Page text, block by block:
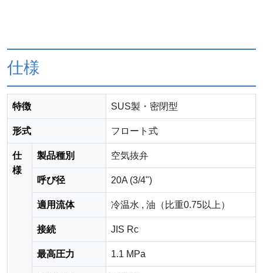
仕様
特徴 SUS製・密閉型
形式 フロート式
仕
様
製品種別 空気抜弁
呼び径 20A (3/4")
適用流体 冷温水 , 油（比重0.75以上）
接続 JIS Rc
最高圧力 1.1 MPa